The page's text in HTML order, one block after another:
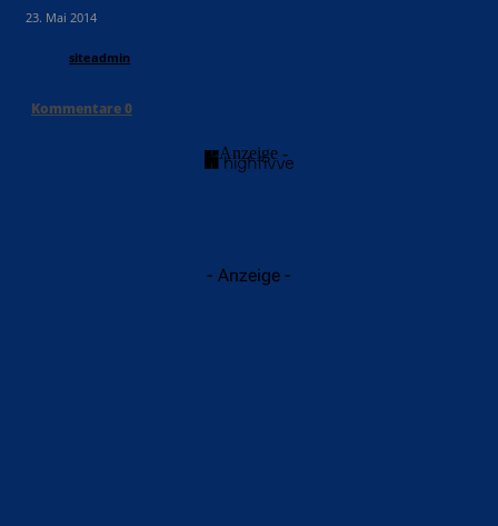
23. Mai 2014
siteadmin
Kommentare0
- Anzeige -
- Anzeige -